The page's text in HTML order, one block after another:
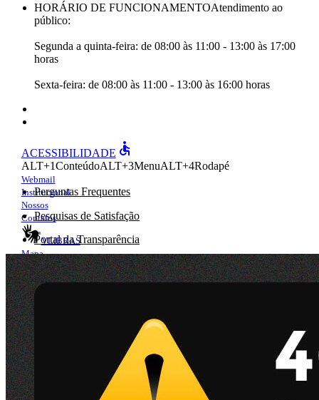
HORÁRIO DE FUNCIONAMENTOAtendimento ao
público:
Segunda a quinta-feira: de 08:00 às 11:00 - 13:00 às 17:00
horas
Sexta-feira: de 08:00 às 11:00 - 13:00 às 16:00 horas
ACESSIBILIDADE accessible
ALT+1ConteúdoALT+3MenuALT+4Rodapé
Webmail
Institucional
Nossos
Contatos
VLIBRAS
Mapa
do site
Dados
abertos
ARQUIVO XML
RSS
Perguntas
frequentes
Perguntas Frequentes
Pesquisas de Satisfação
Portal da Transparência
e-Ouv
e-Sic
Acompanhamento de Obras Públicas
Emissão Nota Fiscal de Serviços Eletrônica
Boletim Meteorológico
Mapa Meteorológico